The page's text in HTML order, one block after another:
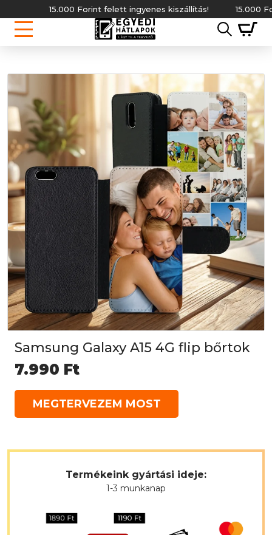
15.000 Forint felett ingyenes kiszállítás! 15.000
Samsung Galaxy A15 4G flip bőrtok
7.990 Ft
MEGTERVEZEM MOST
Termékeink gyártási ideje:
1-3 munkanap